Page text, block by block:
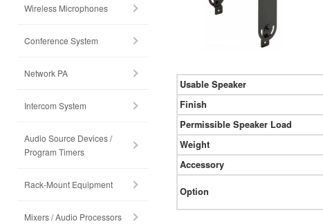
Usable Speaker
Finish
Permissible Speaker Load
Weight
Accessory
Option
Wireless Microphones
Conference System
Network PA
Intercom System
Audio Source Devices /
Program Timers
Rack-Mount Equipment
Mixers / Audio Processors